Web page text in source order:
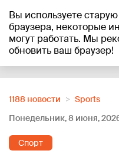
Вы используете
браузера, некоторые
могут работать. Мы
обновить ваш браузер!
+19°C
1188 новости
Sports
Понедельник, 8 июня,
Спорт